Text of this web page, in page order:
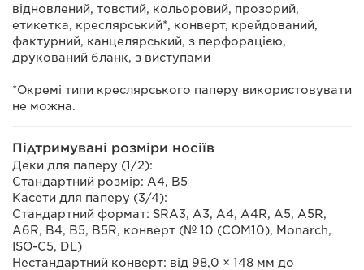
відновлений, товстий, кольоровий, прозорий,
етикетка, креслярський*, конверт, крейдований,
фактурний, канцелярський, з перфорацією,
друкований бланк, з виступами
*Окремі типи креслярського паперу використовувати
не можна.
Підтримувані розміри носіїв
Деки для паперу (1/2):
Стандартний розмір: A4, B5
Касети для паперу (3/4):
Стандартний формат: SRA3, A3, A4, A4R, A5, A5R,
A6R, B4, B5, B5R, конверт (№ 10 (COM10), Monarch,
ISO-C5, DL)
Нестандартний конверт: від 98,0 × 148 мм до